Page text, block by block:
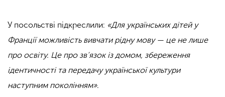
У посольстві підкреслили: «Для українських дітей у
Франції можливість вивчати рідну мову — це не лише
про освіту. Це про зв’язок із домом, збереження
ідентичності та передачу української культури
наступним поколінням».